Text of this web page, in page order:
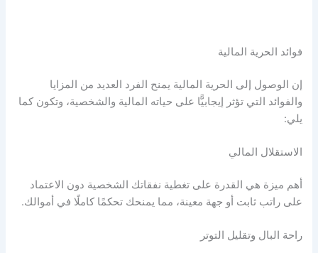
فوائد الحرية المالية
إن الوصول إلى الحرية المالية يمنح الفرد العديد من المزايا
والفوائد التي تؤثر إيجابيًّا على حياته المالية والشخصية، وتكون كما
يلي:
الاستقلال المالي
أهم ميزة هي القدرة على تغطية نفقاتك الشخصية دون الاعتماد
على راتب ثابت أو جهة معينة، مما يمنحك تحكمًا كاملًا في أموالك.
راحة البال وتقليل التوتر